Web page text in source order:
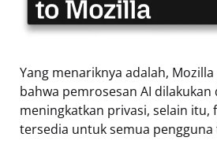
Yang menariknya adalah,
bahwa pemrosesan AI
meningkatkan privasi, selain itu,
tersedia untuk semua